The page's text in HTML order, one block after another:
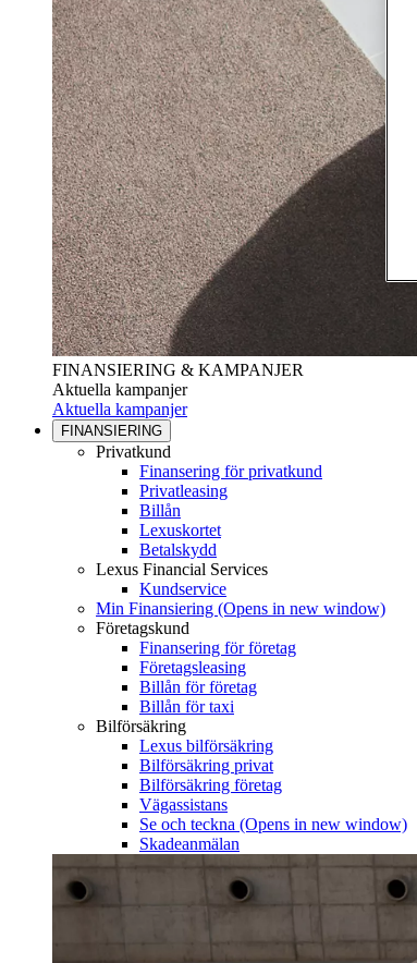
FINANSIERING & KAMPANJER
Aktuella kampanjer
Aktuella kampanjer
FINANSIERING
Privatkund
Finansering för privatkund
Privatleasing
Billån
Lexuskortet
Betalskydd
Lexus Financial Services
Kundservice
Min Finansiering (Opens in new window)
Företagskund
Finansering för företag
Företagsleasing
Billån för företag
Billån för taxi
Bilförsäkring
Lexus bilförsäkring
Bilförsäkring privat
Bilförsäkring företag
Vägassistans
Se och teckna (Opens in new window)
Skadeanmälan